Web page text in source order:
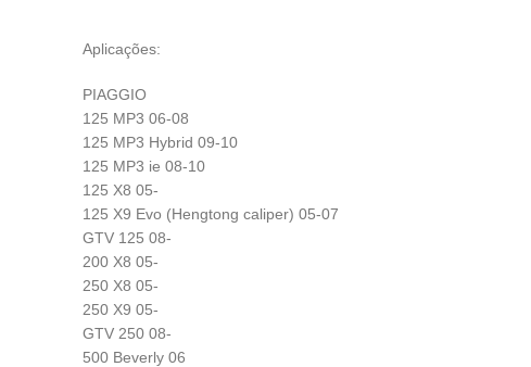
Aplicações:
PIAGGIO
125 MP3 06-08
125 MP3 Hybrid 09-10
125 MP3 ie 08-10
125 X8 05-
125 X9 Evo (Hengtong caliper) 05-07
GTV 125 08-
200 X8 05-
250 X8 05-
250 X9 05-
GTV 250 08-
500 Beverly 06